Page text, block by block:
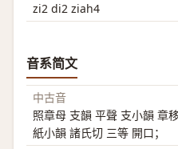
zi2 di2 ziah4
音系简文
中古音
照章母 支韻 平聲 支小韻 章
紙小韻 諸氏切 三等 開口；